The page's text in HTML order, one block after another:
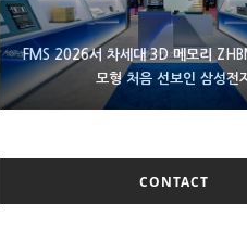
FMS 2026서 차세대 3D 메모리
모형 처음 선보인 삼성전
에이수스 구글북 ‘CX9406’ 제품
XBOX 25주년 맞아 무료 선물 나누는
트
CONTACT